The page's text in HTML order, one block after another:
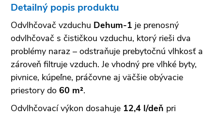
Detailný popis produktu
Odvlhčovač vzduchu Dehum-1 je prenosný
odvlhčovač s čističkou vzduchu, ktorý rieši dva
problémy naraz – odstraňuje prebytočnú vlhkosť a
zároveň filtruje vzduch. Je vhodný pre vlhké byty,
pivnice, kúpeľne, práčovne aj väčšie obývacie
priestory do 60 m².
Odvlhčovací výkon dosahuje 12,4 l/deň pri